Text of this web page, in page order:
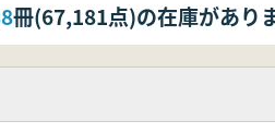
冊(67,181点)の在庫があり